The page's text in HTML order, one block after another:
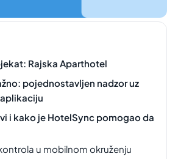
Rajska Aparthotel
pojednostavljen nadzor uz
i kako je HotelSync pomogao da
u mobilnom okruženju